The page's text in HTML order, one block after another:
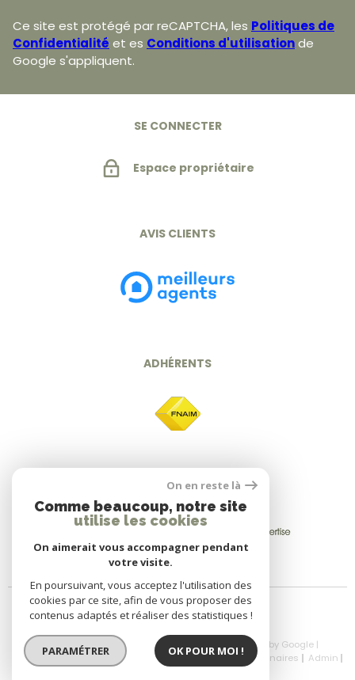
Ce site est protégé par reCAPTCHA, les Politiques de
Confidentialité et es Conditions d'utilisationde
Google s'appliquent.
SE CONNECTER
Espace propriétaire
AVIS CLIENTS
ADHÉRENTS
© 2026 | Tous droits réservés | Traduction powered by Google |
Nos Honoraires
Plan Du Site Mentions Légales Partenaires
Admin
On en reste là
Comme beaucoup, notre site
utilise les cookies
On aimerait vous accompagner pendant
votre visite.
En poursuivant, vous acceptez l'utilisation des
cookies par ce site, afin de vous proposer des
contenus adaptés et réaliser des statistiques !
PARAMÉTRER OK POUR MOI !